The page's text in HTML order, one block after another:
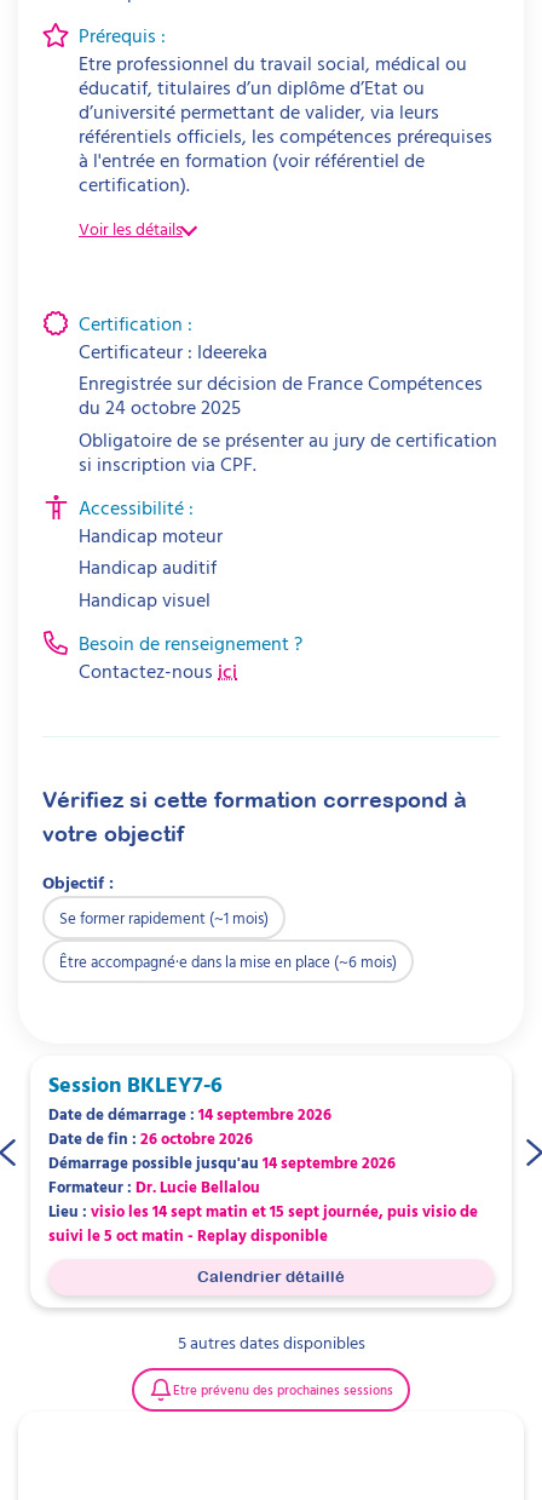
Prérequis :
Etre professionnel du travail social, médical ou
éducatif, titulaires d’un diplôme d’Etat ou
d’université permettant de valider, via leurs
référentiels officiels, les compétences prérequises
à l'entrée en formation (voir référentiel de
certification).
Voir les détails
TDAH
ET
Psychomotricien (DE) – RNCP 39924
Masseur-kinésithérapeute (DE) – RNCP
40025 (nouvelle fiche) / RNCP 28353
(ancienne fiche)
(nouvelle fiche) / RNCP 37676, RNCP 34825
Éducateur technique spécialisé (DEETS) –
RNCP 41746 (nouvelle fiche) / RNCP 37677,
RNCP 34828 (anciennes fiches)
d’aptitude aux fonctions de moniteur
éducateur – RNCP 39643
Assistant de service social (DEASS) – RNCP
BTS Économie sociale et familiale – RNCP
36938
Éducateur de jeunes enfants (DE EJE) –
RNCP 41745 (nouvelle fiche) / RNCP 37679,
RNCP 34827 (anciennes fiches)
Technicien de l’intervention sociale et
familiale (DE TISF) – RNCP 39680
MEEF – métiers de l’enseignement, de
l’éducation et de la formation (master,
toutes mentions) – RNCP 38155 / RNCP
38356 / RNCP 38154 / RNCP 38152
Infirmier (DE) – RNCP 39923 (nouvelle fiche)
Certification :
Certificateur : Ideereka
Enregistrée sur décision de France Compétences
du 24 octobre 2025
Obligatoire de se présenter au jury de certification
si inscription via CPF.
Accessibilité :
Handicap moteur
Handicap auditif
Handicap visuel
Besoin de renseignement ?
Contactez-nous ici
Vérifiez si cette formation correspond à
votre objectif
Objectif :
Se former rapidement (~1 mois)
Être accompagné·e dans la mise en place (~6 mois)
Session BKLEY7-6
Date de démarrage : 14 septembre 2026
Date de fin : 26 octobre 2026
Démarrage possible jusqu'au 14 septembre 2026
Formateur : Dr. Lucie Bellalou
Lieu : visio les 14 sept matin et 15 sept journée, puis visio de
suivi le 5 oct matin - Replay disponible
Calendrier détaillé
5 autres dates disponibles
Etre prévenu des prochaines sessions